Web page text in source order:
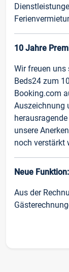
10 Jahre
Wir freuen uns
Beds24 zum
Booking.com
Auszeichnung
unsere
noch verstärkt
Neue
Aus der